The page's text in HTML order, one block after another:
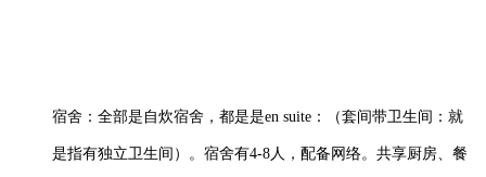
宿舍：全部是自炊宿舍，都是是en suite：（套间带卫生间：就
是指有独立卫生间）。宿舍有4-8人，配备网络。共享厨房、餐